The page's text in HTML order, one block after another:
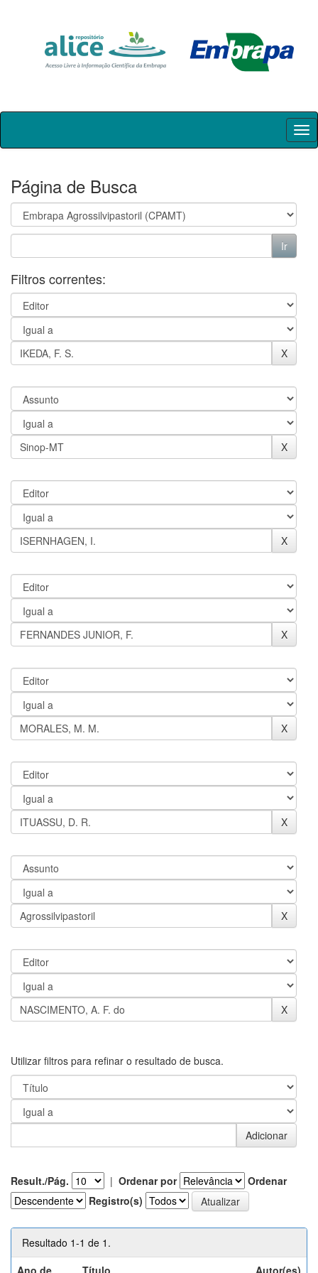
Skip
Página de Busca
Filtros correntes:
Utilizar filtros para refinar o resultado de busca.
Result./Pág. | Ordenar por
Ordenar
Registro(s)
Resultado 1-1 de 1.
Ano de
Título Autor(es)